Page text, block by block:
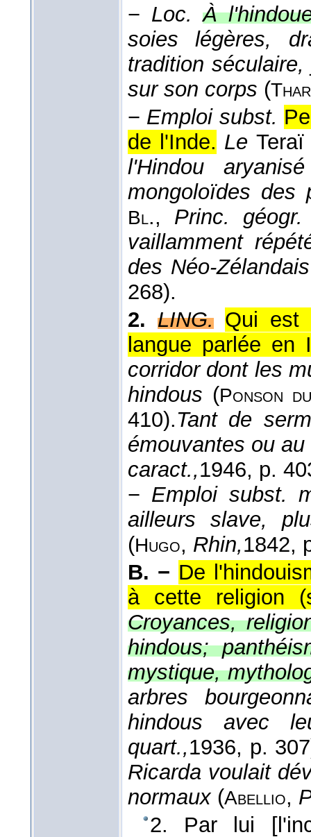
− Loc. À
soies légères,
tradition
sur son corps (
− Emploi subst.
de l'Inde. Le Teraï
l'Hindou
mongoloïdes des
Bl., Princ.
vaillamment
des Néo-
268).
2. LING. Qui est
langue parlée en
corridor dont les
hindous (Ponson
410).Tant de
émouvantes ou
caract.,1946, p.
− Emploi subst.
ailleurs slave,
(Hugo, Rhin,1842,
B. − De
à cette religion
Croyances,
hindous;
mystique,
arbres
hindous avec
quart.,1936, p.
Ricarda voulait
normaux (Abellio,
2. Par lui